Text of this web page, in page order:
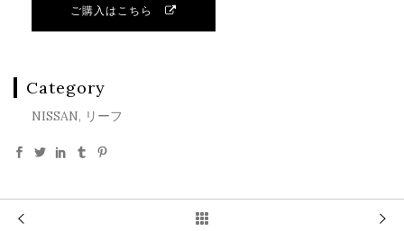
ご購入はこちら
Category
NISSAN, リーフ